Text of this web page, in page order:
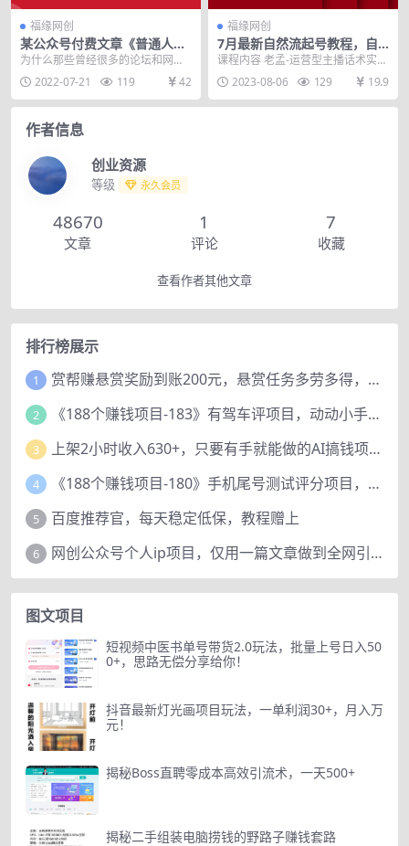
福缘网创
某公众号付费文章《普通人做
付费社群的赚钱指南》做有价
为什么那些曾经很多的论坛和网站
都消失了，因为免费的内容在信息
爆炸的时代，价值越来...
2022-07-21 119 42
福缘网创
7月最新自然流起号教程，自
然流起号、主播话术实战课
课程内容 老孟-运营型主播话术实操
课_ev.mp4 大源起号课_ev.mp4
老...2023-08-06 129 19.9
作者信息
创业资源
等级 永久会员
48670
文章
1
评论
7
收藏
查看作者其他文章
排行榜展示
1 赏帮赚悬赏奖励到账200元，悬赏任务多劳多得，人人可做。
2 《188个赚钱项目-183》有驾车评项目，动动小手，复制粘贴赚44元！
3 上架2小时收入630+，只要有手就能做的AI搞钱项目，奶奶看完都能学会!
4 《188个赚钱项目-180》手机尾号测试评分项目，短视频直播日赚200+
5 百度推荐官，每天稳定低保，教程赠上
6 网创公众号个人ip项目，仅用一篇文章做到全网引流！
图文项目
短视频中医书单号带货2.0玩法，批量上号日入50
0+，思路无偿分享给你！
抖音最新灯光画项目玩法，一单利润30+，月入万
元！
揭秘Boss直聘零成本高效引流术，一天500+
揭秘二手组装电脑捞钱的野路子赚钱套路